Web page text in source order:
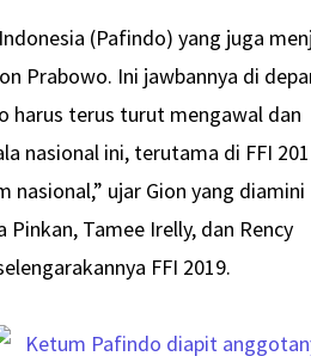
(Pafindo) yang juga
Prabowo. Ini jawbannya di
harus terus turut mengawal dan
nasional ini, terutama di FFI
ujar Gion yang diamini
Tamee Irelly, dan Rency
FFI 2019.